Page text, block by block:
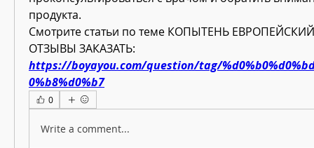
продукта.
Смотрите статьи по теме КОПЫТЕНЬ
ОТЗЫВЫ ЗАКАЗАТЬ:
https://boyayou.com/question/tag/
0%b8%d0%b7
0
Write a comment...